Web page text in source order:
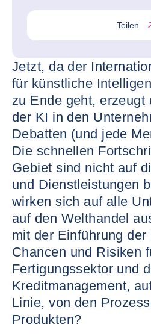
Teilen
Jetzt, da der
für künstliche
zu Ende geht, erzeugt
der KI in den
Debatten (und jede
Die schnellen
Gebiet sind nicht auf
und Dienstleistungen
wirken sich auf alle
auf den Welthandel
mit der Einführung
Chancen und Risiken
Fertigungssektor und
Kreditmanagement,
Linie, von den
Produkten?